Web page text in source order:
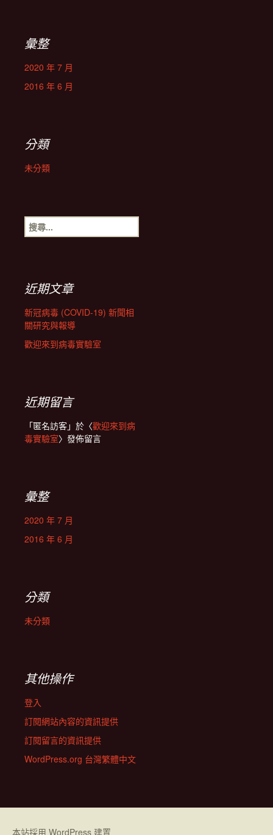
彙整
2020 年 7 月
2016 年 6 月
分類
未分類
搜
尋
近期文章
新冠病毒 (COVID-19) 新聞相
關研究與報導
歡迎來到病毒實驗室
近期留言
「匿名訪客」於〈歡迎來到病
毒實驗室〉發佈留言
彙整
2020 年 7 月
2016 年 6 月
分類
未分類
其他操作
登入
訂閱網站內容的資訊提供
訂閱留言的資訊提供
WordPress.org 台灣繁體中文
本站採用 WordPress 建置